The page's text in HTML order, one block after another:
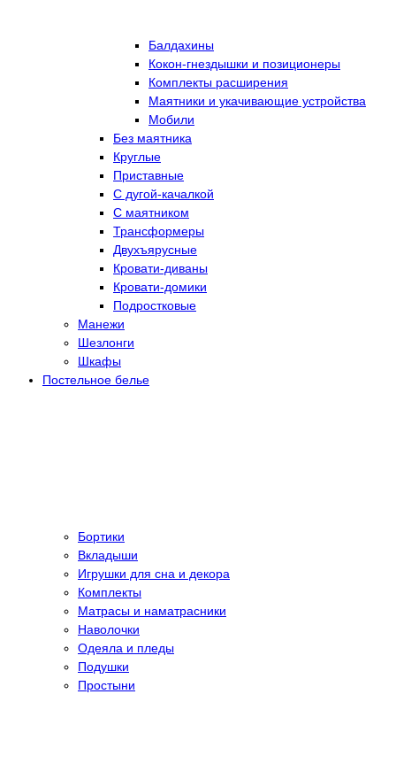
Балдахины
Кокон-гнездышки и позиционеры
Комплекты расширения
Маятники и укачивающие устройства
Мобили
Без маятника
Круглые
Приставные
С дугой-качалкой
С маятником
Трансформеры
Двухъярусные
Кровати-диваны
Кровати-домики
Подростковые
Манежи
Шезлонги
Шкафы
Постельное белье
Бортики
Вкладыши
Игрушки для сна и декора
Комплекты
Матрасы и наматрасники
Наволочки
Одеяла и пледы
Подушки
Простыни